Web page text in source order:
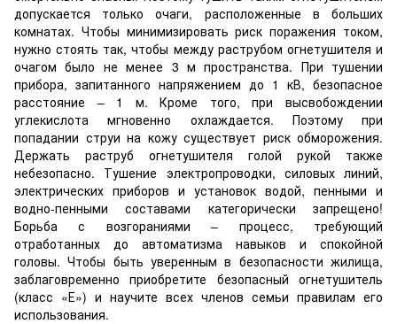
допускается только очаги, расположенные в больших
комнатах. Чтобы минимизировать риск поражения током,
нужно стоять так, чтобы между раструбом огнетушителя и
очагом было не менее 3 м пространства. При тушении
прибора, запитанного напряжением до 1 кВ, безопасное
расстояние – 1 м. Кроме того, при высвобождении
углекислота мгновенно охлаждается. Поэтому при
попадании струи на кожу существует риск обморожения.
Держать раструб огнетушителя голой рукой также
небезопасно. Тушение электропроводки, силовых линий,
электрических приборов и установок водой, пенными и
водно-пенными составами категорически запрещено!
Борьба с возгораниями – процесс, требующий
отработанных до автоматизма навыков и спокойной
головы. Чтобы быть уверенным в безопасности жилища,
заблаговременно приобретите безопасный огнетушитель
(класс «Е») и научите всех членов семьи правилам его
использования.